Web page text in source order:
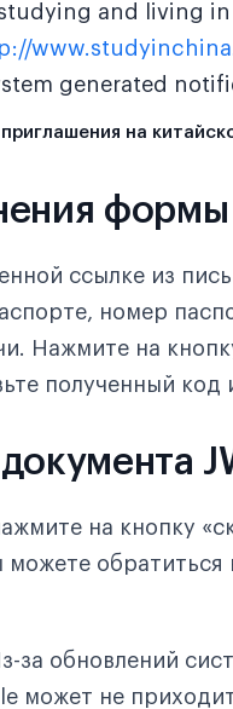
and living
generated
на
ссылке из
номер
Нажмите на
полученный код
на кнопку
обратиться
за обновлений
может не